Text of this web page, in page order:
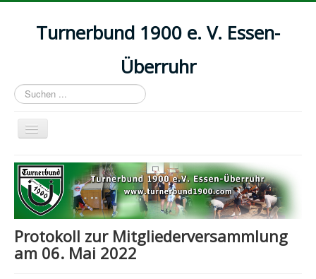
Turnerbund 1900 e. V. Essen-
Überruhr
Suchen
...
Navigation
an/aus
Startseite
Aktuelles
Abteilungen
Kurse
Kontakt & Mitgliedsbeiträge
Protokoll zur Mitgliederversammlung
am 06. Mai 2022